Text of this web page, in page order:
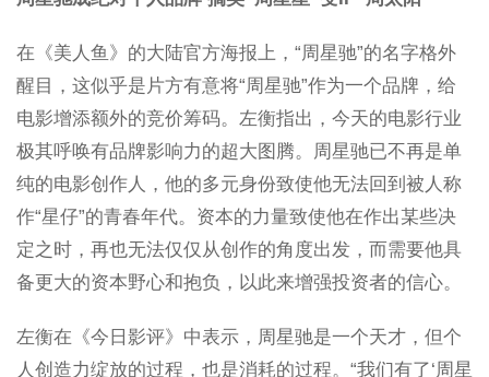
在《美人鱼》的大陆官方海报上，“周星驰”的名字格外
醒目，这似乎是片方有意将“周星驰”作为一个品牌，给
电影增添额外的竞价筹码。左衡指出，今天的电影行业
极其呼唤有品牌影响力的超大图腾。周星驰已不再是单
纯的电影创作人，他的多元身份致使他无法回到被人称
作“星仔”的青春年代。资本的力量致使他在作出某些决
定之时，再也无法仅仅从创作的角度出发，而需要他具
备更大的资本野心和抱负，以此来增强投资者的信心。
左衡在《今日影评》中表示，周星驰是一个天才，但个
人创造力绽放的过程，也是消耗的过程。“我们有了‘周星